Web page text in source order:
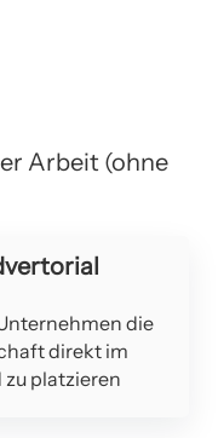
Arbeit (ohne
die
direkt im
platzieren